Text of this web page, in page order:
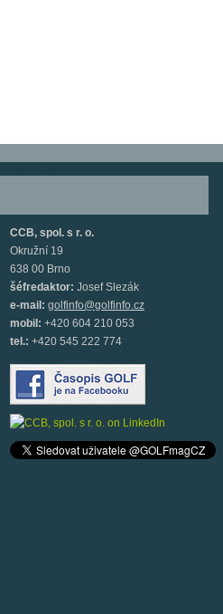
CCB, spol. s r. o.
Okružní 19
638 00 Brno
šéfredaktor: Josef Slezák
e-mail: golfinfo@golfinfo.cz
mobil: +420 604 210 053
tel.: +420 545 222 774